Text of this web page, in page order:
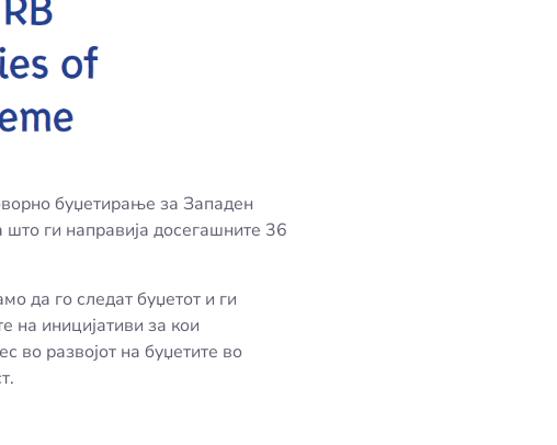
буџетирање за Западен
ги направија досегашните 36
да го следат буџетот и ги
на иницијативи за кои
во развојот на буџетите во